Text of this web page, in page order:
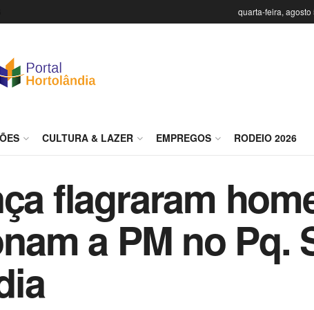
quarta-feira, agosto
CULTURA & LAZER EMPREGOS RODEIO 2026
flagraram
a PM no Pq.